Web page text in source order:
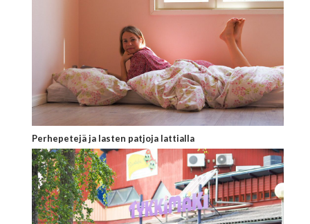
Perhepetejä ja lasten patjoja lattialla